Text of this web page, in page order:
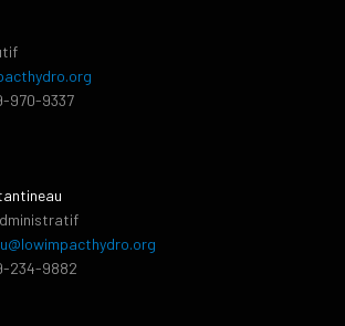
970-9337
234-9882